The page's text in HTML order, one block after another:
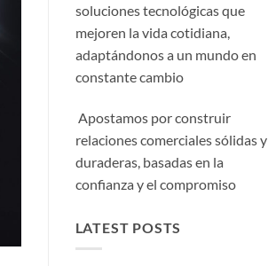
soluciones tecnológicas que
mejoren la vida cotidiana,
adaptándonos a un mundo en
constante cambio
Apostamos por construir
relaciones comerciales sólidas y
duraderas, basadas en la
confianza y el compromiso
LATEST POSTS